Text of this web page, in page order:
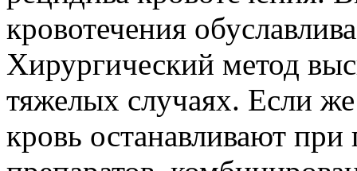
кровотечения
Хирургический метод
тяжелых случаях. Если
кровь останавливают